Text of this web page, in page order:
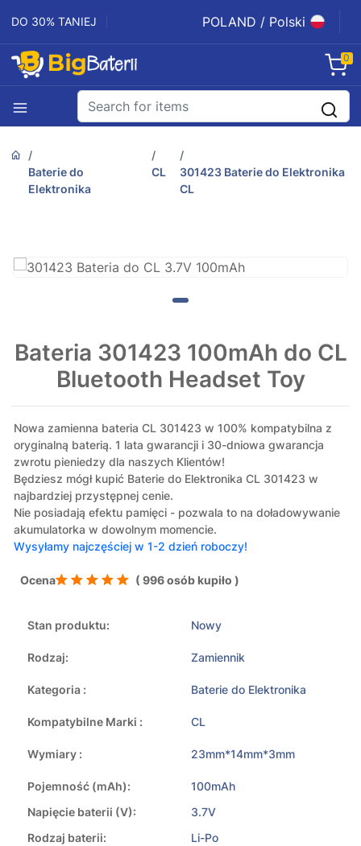
DO 30% TANIEJ POLAND / Polski
0
Baterie do
Elektronika
CL
301423 Baterie do Elektronika
CL
Bateria 301423 100mAh do CL
Bluetooth Headset Toy
Nowa zamienna bateria CL 301423 w 100% kompatybilna z
oryginalną baterią. 1 lata gwarancji i 30-dniowa gwarancja
zwrotu pieniedzy dla naszych Klientów!
Będziesz mógł kupić Baterie do Elektronika CL 301423 w
najbardziej przystępnej cenie.
Nie posiadają efektu pamięci - pozwala to na doładowywanie
akumulatorka w dowolnym momencie.
Wysyłamy najczęściej w 1-2 dzień roboczy!
Ocena ( 996 osób kupiło )
Stan produktu: Nowy
Rodzaj: Zamiennik
Kategoria : Baterie do Elektronika
Kompatybilne Marki : CL
Wymiary : 23mm*14mm*3mm
Pojemność (mAh):
100mAh
Napięcie baterii (V):
3.7V
Rodzaj baterii:
Li-Po